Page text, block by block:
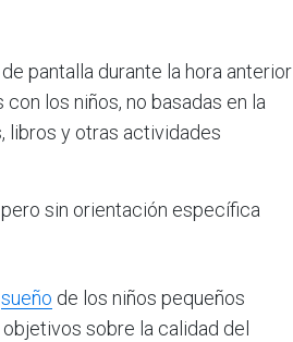
pantalla durante la hora anterior
los niños, no basadas en la
libros y otras actividades
sin orientación específica
sueño de los niños pequeños
sobre la calidad del